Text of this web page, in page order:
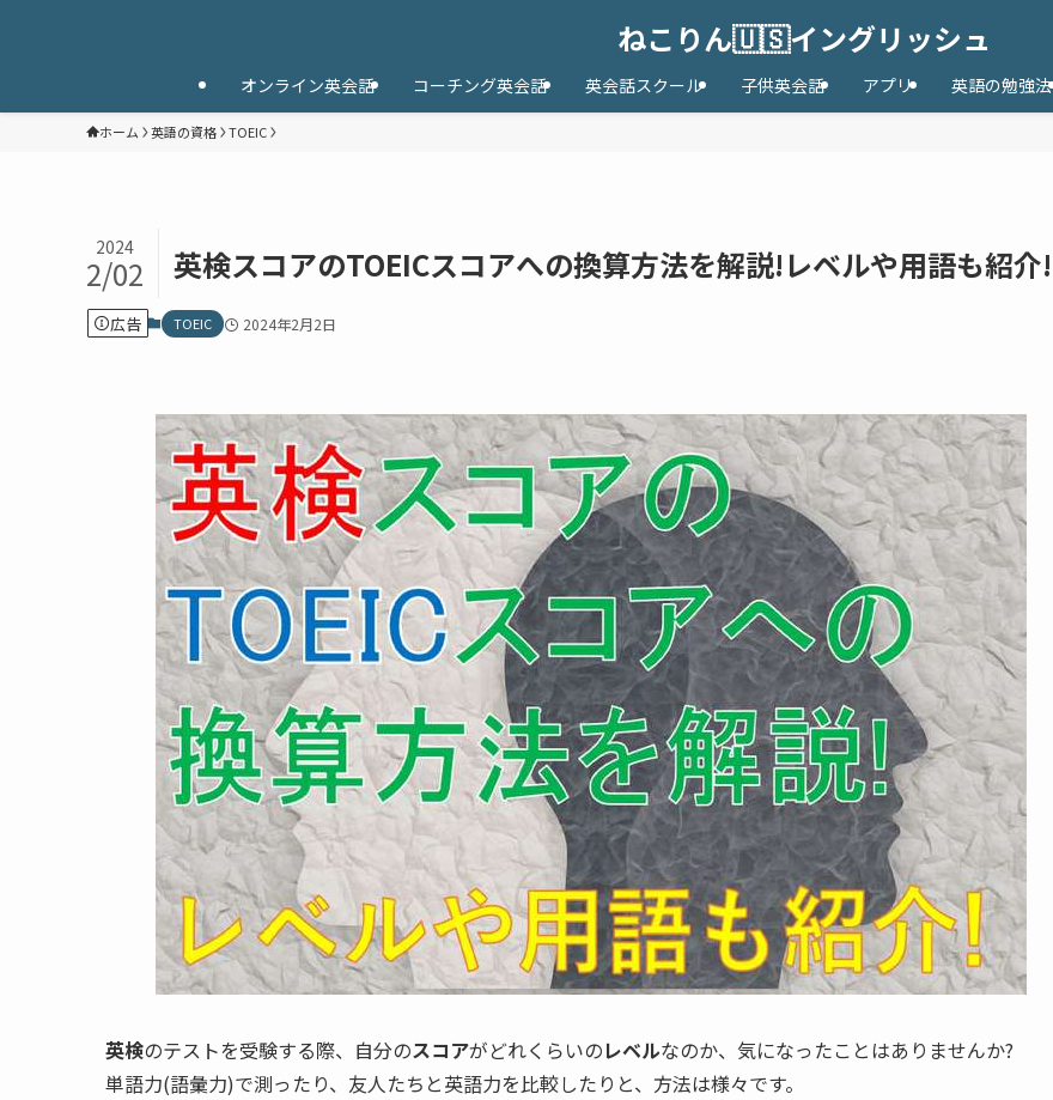
ねこりん🇺🇸イングリッシュ
オンライン英会話 コーチング英会話 英会話スクール 子供英会話 アプリ 英語の勉強法
ホーム 英語の資格 TOEIC
英検スコアのTOEICスコアへの換算方法を解説!レベルや用語も紹介!
2024
2/02
広告 TOEIC 2024年2月2日
英検のテストを受験する際、自分のスコアがどれくらいのレベルなのか、気になったことはありませんか?
単語力(語彙力)で測ったり、友人たちと英語力を比較したりと、方法は様々です。